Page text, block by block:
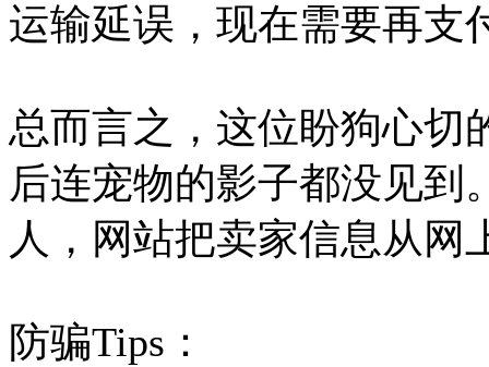
运输延误，现在需要再支
总而言之，这位盼狗心切
后连宠物的影子都没见到
人，网站把卖家信息从网
防骗Tips：